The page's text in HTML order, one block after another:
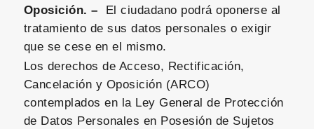
Oposición. –
El ciudadano podrá oponerse al
tratamiento de sus datos personales o exigir
que se cese en el mismo.
Los derechos de Acceso, Rectificación,
Cancelación y Oposición (ARCO)
contemplados en la Ley General de Protección
de Datos Personales en Posesión de Sujetos